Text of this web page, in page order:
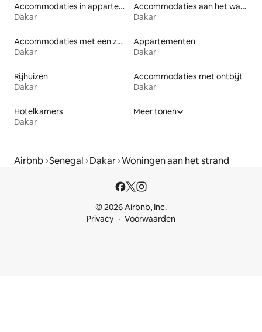
Accommodaties in appartementen met diensten
Dakar
Accommodaties aan het water
Dakar
Accommodaties met een zwembad
Dakar
Appartementen
Dakar
Rijhuizen
Dakar
Accommodaties met ontbijt
Dakar
Hotelkamers
Dakar
Meer tonen
Airbnb Senegal Dakar Woningen aan het strand
© 2026 Airbnb, Inc.
Privacy
Voorwaarden